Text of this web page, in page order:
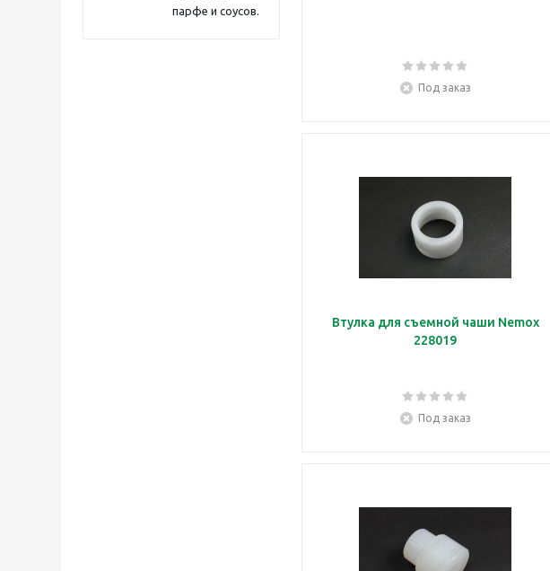
парфе и соусов.
Под заказ
Втулка для съемной чаши Nemox
228019
Под заказ